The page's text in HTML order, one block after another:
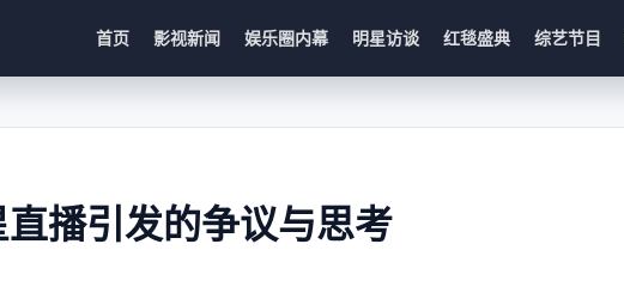
首页 影视新闻 娱乐圈内幕 明星访谈 红毯盛典 综艺节目
播引发的争议与思考
的争议与思考 最新内容